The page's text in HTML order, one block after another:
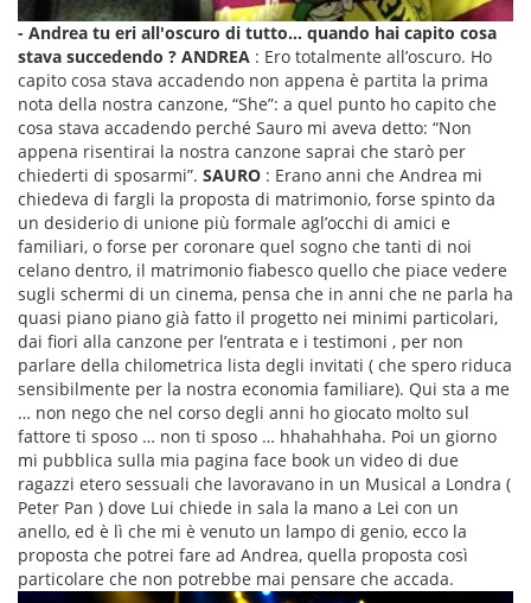
- Andrea tu eri all'oscuro di tutto... quando hai capito cosa
stava succedendo ? ANDREA : Ero totalmente all’oscuro. Ho
capito cosa stava accadendo non appena è partita la prima
nota della nostra canzone, “She”: a quel punto ho capito che
cosa stava accadendo perché Sauro mi aveva detto: “Non
appena risentirai la nostra canzone saprai che starò per
chiederti di sposarmi”. SAURO : Erano anni che Andrea mi
chiedeva di fargli la proposta di matrimonio, forse spinto da
un desiderio di unione più formale agl’occhi di amici e
familiari, o forse per coronare quel sogno che tanti di noi
celano dentro, il matrimonio fiabesco quello che piace vedere
sugli schermi di un cinema, pensa che in anni che ne parla ha
quasi piano piano già fatto il progetto nei minimi particolari,
dai fiori alla canzone per l’entrata e i testimoni , per non
parlare della chilometrica lista degli invitati ( che spero riduca
sensibilmente per la nostra economia familiare). Qui sta a me
… non nego che nel corso degli anni ho giocato molto sul
fattore ti sposo … non ti sposo … hhahahhaha. Poi un giorno
mi pubblica sulla mia pagina face book un video di due
ragazzi etero sessuali che lavoravano in un Musical a Londra (
Peter Pan ) dove Lui chiede in sala la mano a Lei con un
anello, ed è lì che mi è venuto un lampo di genio, ecco la
proposta che potrei fare ad Andrea, quella proposta così
particolare che non potrebbe mai pensare che accada.